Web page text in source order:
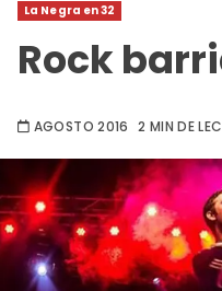
La Negra en 32
Rock
AGOSTO 2016 2 MIN DE